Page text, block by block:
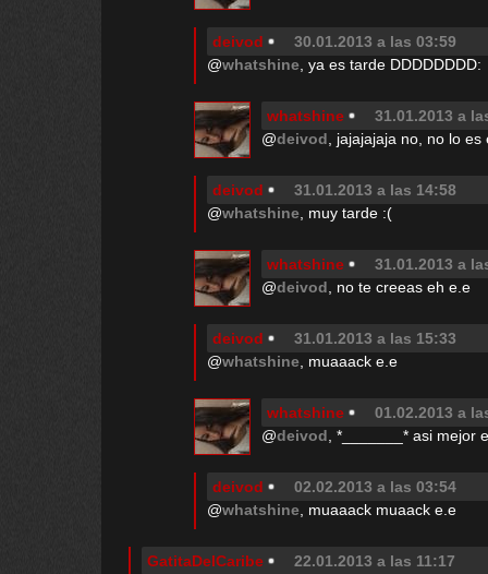
deivod
30.01.2013 a las 03:59
@whatshine , ya es tarde DDDDDDDD:
whatshine
31.01.2013 a
@deivod , jajajajaja no, no lo es
deivod
31.01.2013 a las 14:58
@whatshine , muy tarde :(
whatshine
31.01.2013 a
@deivod , no te creeas eh e.e
deivod
31.01.2013 a las 15:33
@whatshine , muaaack e.e
whatshine
01.02.2013 a
@deivod , *_______* asi mejor
deivod
02.02.2013 a las 03:54
@whatshine , muaaack muaack e.e
GatitaDelCaribe
22.01.2013 a las 11:17